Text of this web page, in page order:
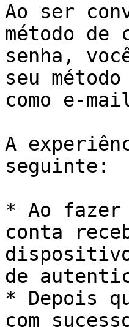
Ao ser
método de
senha,
seu
como e-
A
seguinte:
* Ao fazer
conta
de
* Depois
com